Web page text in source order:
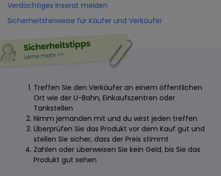
Verdächtiges Inserat melden
Sicherheitshinweise für Käufer und Verkäufer
Treffen Sie den Verkäufer an einem öffentlichen
Ort wie der U-Bahn, Einkaufszentren oder
Tankstellen
Nimm jemanden mit und du wirst jeden treffen
Überprüfen Sie das Produkt vor dem Kauf gut und
stellen Sie sicher, dass der Preis stimmt
Zahlen oder überweisen Sie kein Geld, bis Sie das
Produkt gut sehen